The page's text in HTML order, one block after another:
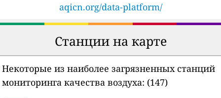
aqicn.org/data-platform/
Станции на карте
Некоторые из наиболее загрязненных станций
мониторинга качества воздуха: (147)